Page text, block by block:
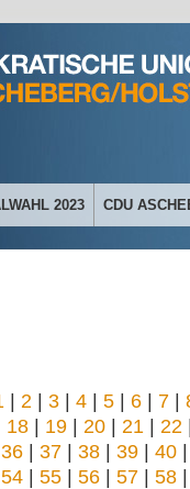
2023 CDU
| 2 | 3 | 4 | 5 | 6 | 7 |
18| 19| 20| 21 | 22
36| 37| 38| 39| 40
54| 55| 56| 57| 58